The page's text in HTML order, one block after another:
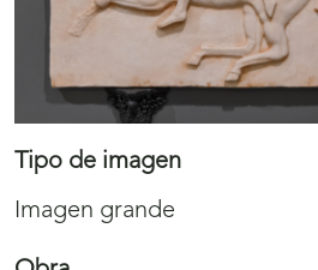
Tipo de imagen
Imagen grande